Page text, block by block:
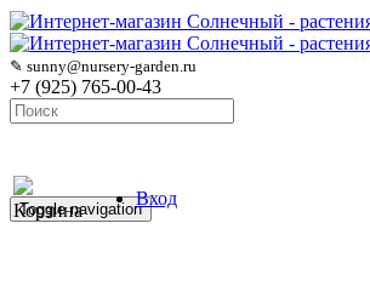
✎ sunny@nursery-garden.ru
+7 (925) 765-00-43
Корзина
Вход
Toggle navigation